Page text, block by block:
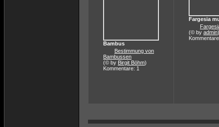
Bambus
Bestimmung von
Bambussen
(© by Birgit Böhm)
Kommentare: 1
Fargesia
(© by admin)